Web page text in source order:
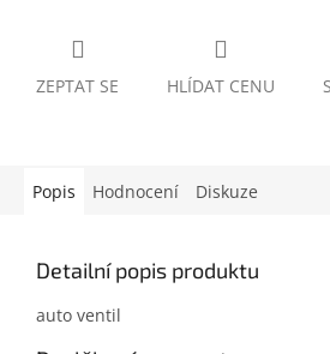
ZEPTAT SE HLÍDAT CENU
Popis Hodnocení Diskuze
Detailní popis produktu
auto ventil